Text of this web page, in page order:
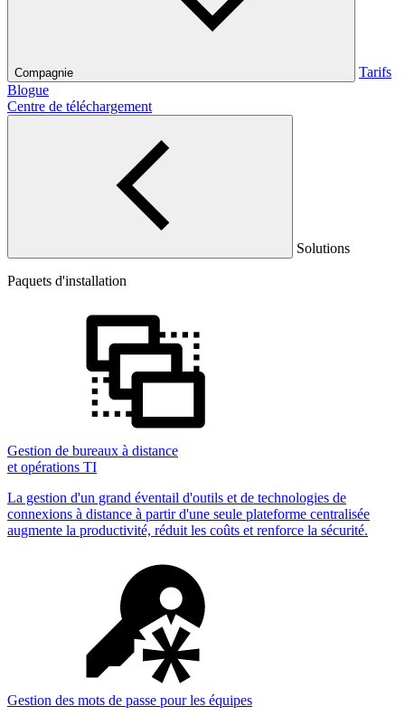
Compagnie
Tarifs
Blogue
Centre de téléchargement
Solutions
Paquets d'installation
Gestion de bureaux à distance
et opérations TI
La gestion d'un grand éventail d'outils et de technologies de
connexions à distance à partir d'une seule plateforme centralisée
augmente la productivité, réduit les coûts et renforce la sécurité.
Gestion des mots de passe pour les équipes